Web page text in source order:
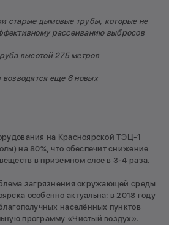
старые дымовые трубы, которые не
рассеиванию выбросов
высотой 275 метров
еще 6 новых
на Красноярской ТЭЦ-1
на 80%, что обеспечит снижение
в приземном слое в 3-4 раза.
загрязнения окружающей среды
особенно актуальна: в 2018 году
населённых пунктов
программу «Чистый воздух».